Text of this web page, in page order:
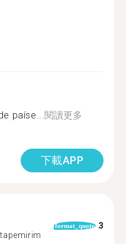
paíse...閱讀更多
下載APP
format_quote 3